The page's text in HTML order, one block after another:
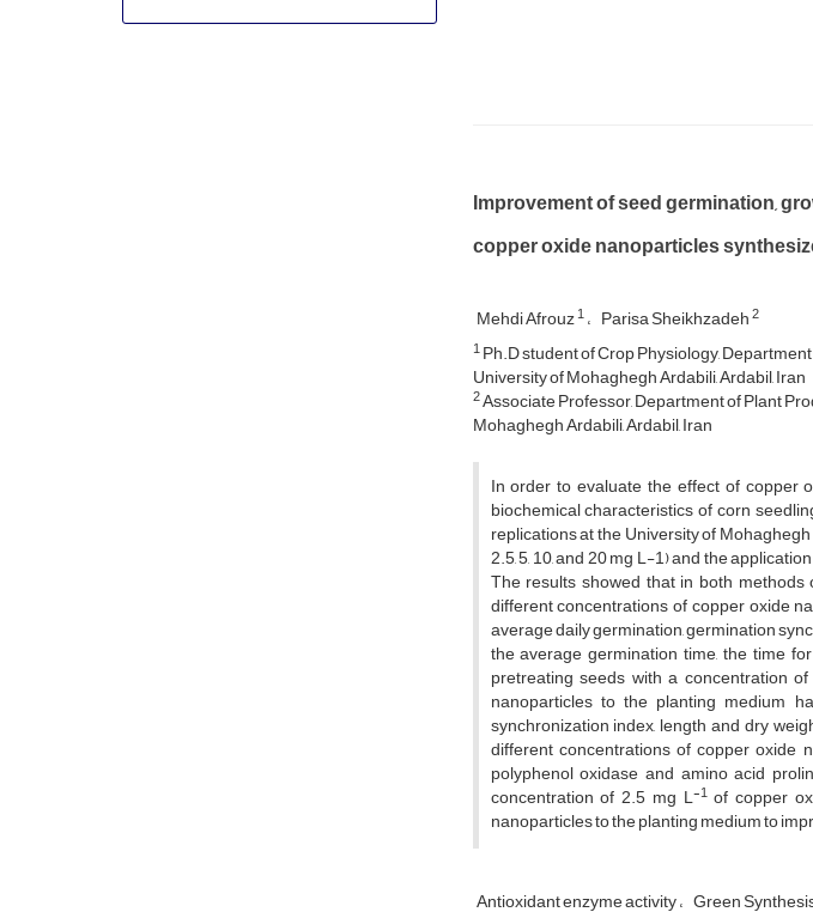
Improvement of seed germination,
copper oxide nanoparticles
Mehdi Afrouz1 Parisa Sheikhzadeh2
1Ph.D student of Crop Physiology,
University of Mohaghegh Ardabili, Ardabil, Iran
2Associate Professor, Department of Plant
Mohaghegh Ardabili, Ardabil, Iran
In order to evaluate the effect of copper
biochemical characteristics of corn
replications at the University of
2.5, 5, 10, and 20 mg L-1) and the
The results showed that in both
different concentrations of copper oxide
average daily germination, germination
the average germination time, the time
pretreating seeds with a concentration
nanoparticles to the planting medium
synchronization index, length and dry
different concentrations of copper oxide
polyphenol oxidase and amino acid
concentration of 2.5 mg L-1of copper
nanoparticles to the planting medium to
Antioxidant enzyme activity Green